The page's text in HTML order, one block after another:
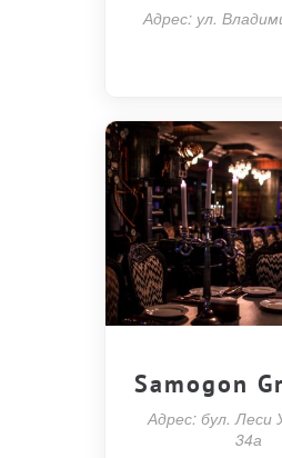
Адрес: ул.
Samogon
Адрес: бул. Леси
34а